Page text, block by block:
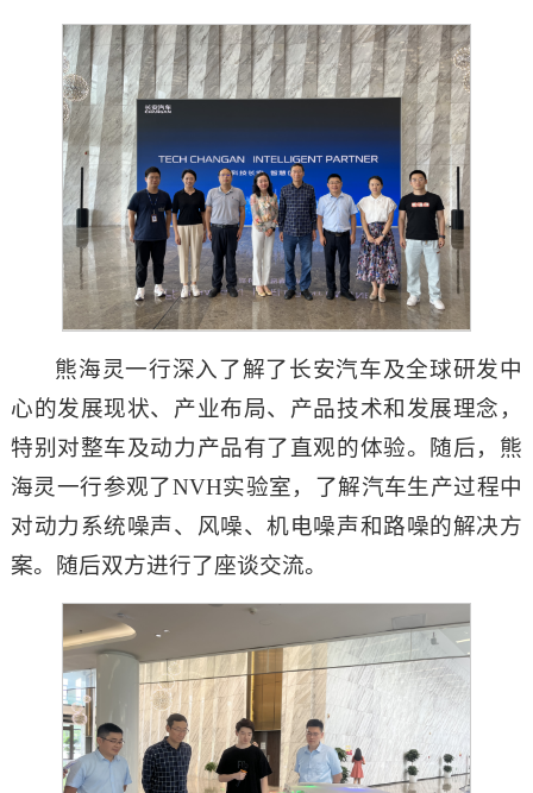
熊海灵一行深入了解了长安汽车及全球研发中
心的发展现状、产业布局、产品技术和发展理念，
特别对整车及动力产品有了直观的体验。随后，熊
海灵一行参观了NVH实验室，了解汽车生产过程中
对动力系统噪声、风噪、机电噪声和路噪的解决方
案。随后双方进行了座谈交流。